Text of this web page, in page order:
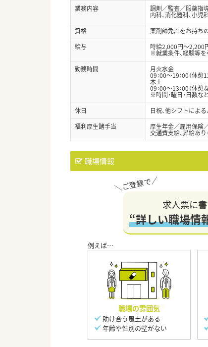
業務内容
調剤／監査／服薬指
内科、消化器科、小
資格
薬剤師免許をお持ち
給与
時給2,000円～2,200
※就業条件、経験等を
勤務時間
月火水金
09：00～19：00（休憩
木土
09：00～13：00（休憩
※時間・曜日・日数な
休日
日祝、他シフトによる
福利厚生諸手当
厚生年金／雇用保険
交通費支給、昇給あり
職場情報
求人票に
“詳しい職場情
職場の雰囲気
助け合う風土がある
年齢や性別の壁がない